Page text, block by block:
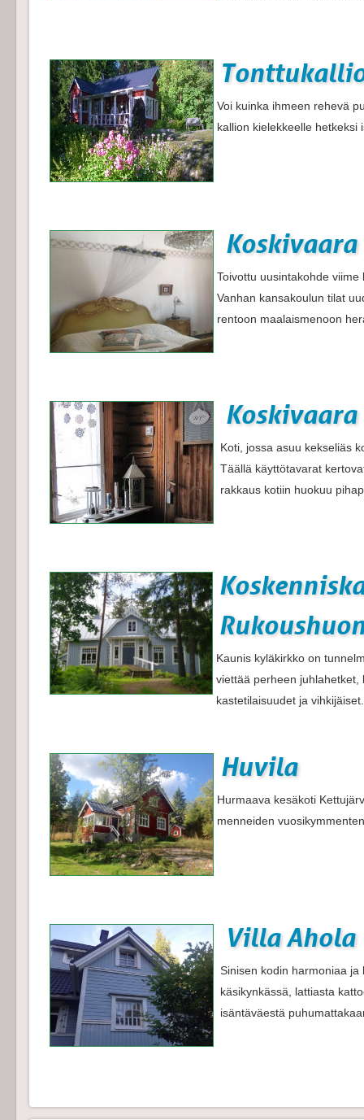
Voi kuinka ihmeen rehevä
kallion kielekkeelle hetkeksi
Koskivaara
Toivottu uusintakohde viime
Vanhan kansakoulun tilat
rentoon maalaismenoon
Koskivaara
Koti, jossa asuu kekseliäs
Täällä käyttötavarat
rakkaus kotiin huokuu
Kaunis kyläkirkko on
viettää perheen juhlahetket,
kastetilaisuudet ja vihkijäiset.
Huvila
Hurmaava kesäkoti
menneiden
Villa Ahola
Sinisen kodin harmoniaa
käsikynkässä, lattiasta
isäntäväestä